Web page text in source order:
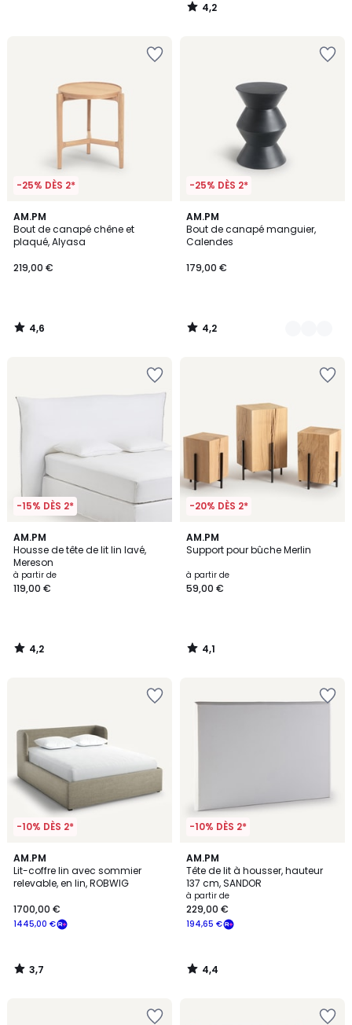
4,2
/
-25% DÈS 2*
AM.PM
Bout de canapé chêne et
plaqué, Alyasa
219,00 €
4,6
/ 5
4,6
/
-25% DÈS 2*
AM.PM
Bout de canapé manguier,
Calendes
179,00 €
4,2
/ 5
4
Couleurs
4,2
/
-15% DÈS 2*
AM.PM
Housse de tête de lit lin lavé,
Mereson
à partir de
119,00 €
4,2
/ 5
4,2
/
-20% DÈS 2*
AM.PM
Support pour bûche Merlin
à partir de
59,00 €
4,1
/ 5
4,1
/
-10% DÈS 2*
AM.PM
Lit-coffre lin avec sommier
relevable, en lin, ROBWIG
1445,00 €
1700,00 €
3,7
/ 5
3,7
/
-10% DÈS 2*
AM.PM
Tête de lit à housser, hauteur
137 cm, SANDOR
à partir de
194,65 €
229,00 €
4,4
/ 5
4,4
/